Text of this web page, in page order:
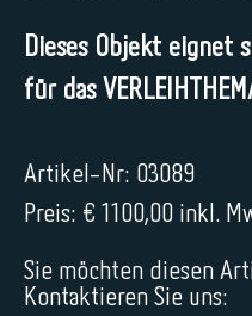
Dieses Objekt eignet
für das
Artikel-Nr: 03089
Preis: € 1100,00 inkl.
Sie möchten diesen
Kontaktieren Sie uns: